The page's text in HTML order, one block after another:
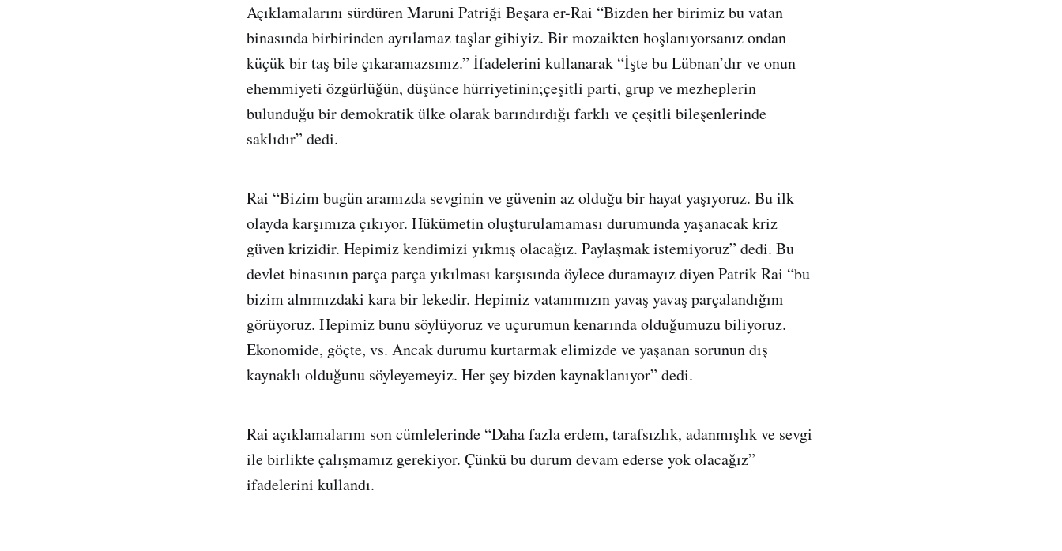
Açıklamalarını sürdüren Maruni Patriği Beşara er-Rai “Bizden her birimiz bu vatan
binasında birbirinden ayrılamaz taşlar gibiyiz. Bir mozaikten hoşlanıyorsanız ondan
küçük bir taş bile çıkaramazsınız.” İfadelerini kullanarak “İşte bu Lübnan’dır ve onun
ehemmiyeti özgürlüğün, düşünce hürriyetinin;çeşitli parti, grup ve mezheplerin
bulunduğu bir demokratik ülke olarak barındırdığı farklı ve çeşitli bileşenlerinde
saklıdır” dedi.
Rai “Bizim bugün aramızda sevginin ve güvenin az olduğu bir hayat yaşıyoruz. Bu ilk
olayda karşımıza çıkıyor. Hükümetin oluşturulamaması durumunda yaşanacak kriz
güven krizidir. Hepimiz kendimizi yıkmış olacağız. Paylaşmak istemiyoruz” dedi. Bu
devlet binasının parça parça yıkılması karşısında öylece duramayız diyen Patrik Rai “bu
bizim alnımızdaki kara bir lekedir. Hepimiz vatanımızın yavaş yavaş parçalandığını
görüyoruz. Hepimiz bunu söylüyoruz ve uçurumun kenarında olduğumuzu biliyoruz.
Ekonomide, göçte, vs. Ancak durumu kurtarmak elimizde ve yaşanan sorunun dış
kaynaklı olduğunu söyleyemeyiz. Her şey bizden kaynaklanıyor” dedi.
Rai açıklamalarını son cümlelerinde “Daha fazla erdem, tarafsızlık, adanmışlık ve sevgi
ile birlikte çalışmamız gerekiyor. Çünkü bu durum devam ederse yok olacağız”
ifadelerini kullandı.